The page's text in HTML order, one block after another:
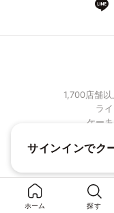
ホーム 探す
1,700店舗
ラ
ケー
サインインでク